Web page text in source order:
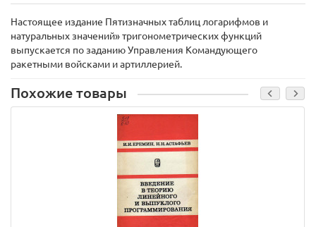
Настоящее издание Пятизначных таблиц логарифмов и
натуральных значений» тригонометрических функций
выпускается по заданию Управления Командующего
ракетными войсками и артиллерией.
Похожие товары